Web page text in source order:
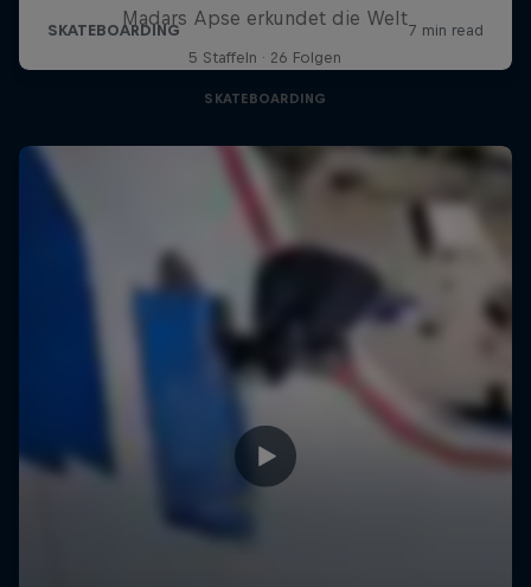
Madars Apse erkundet die Welt
5 Staffeln · 26 Folgen
SKATEBOARDING